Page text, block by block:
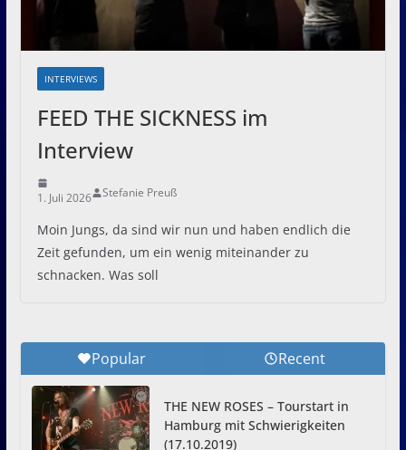
INTERVIEWS
FEED THE SICKNESS im
Interview
1. Juli 2026 Stefanie Preuß
Moin Jungs, da sind wir nun und haben endlich die
Zeit gefunden, um ein wenig miteinander zu
schnacken. Was soll
Popular Recent
THE NEW ROSES – Tourstart in
Hamburg mit Schwierigkeiten
(17.10.2019)